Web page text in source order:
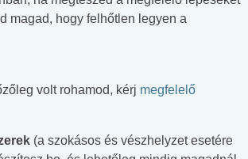
magad, hogy felhőtlen legyen a
volt rohamod, kérj megfelelő
(a szokásos és vészhelyzet esetére